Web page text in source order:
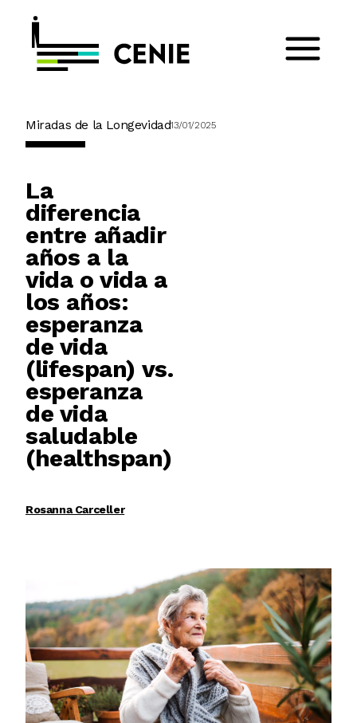
Miradas de la Longevidad13/01/2025
La
diferencia
entre añadir
años a la
vida o vida a
los años:
esperanza
de vida
(lifespan) vs.
esperanza
de vida
saludable
(healthspan)
Rosanna Carceller